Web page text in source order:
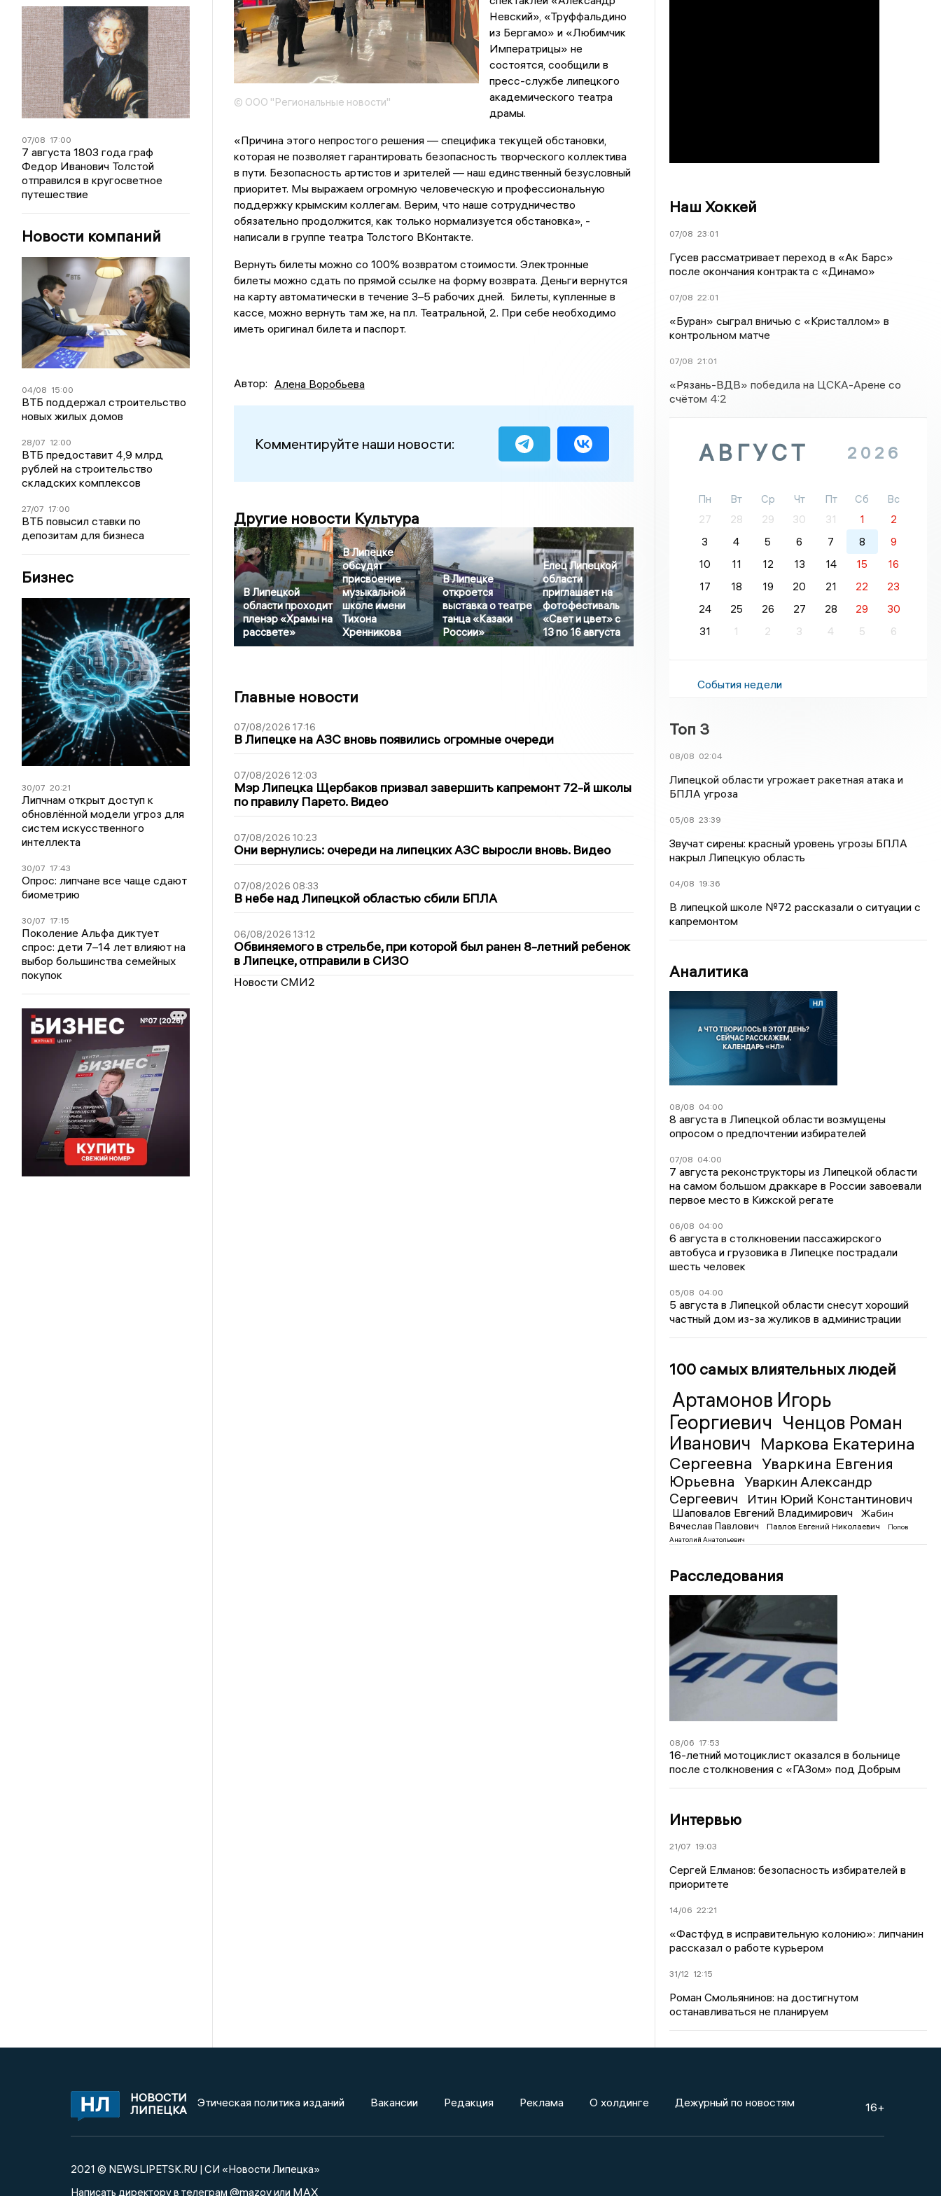
07/08 17:00
7 августа 1803 года граф
Федор Иванович Толстой
отправился в кругосветное
путешествие
Новости компаний
04/08 15:00
ВТБ поддержал строительство
новых жилых домов
28/07 12:00
ВТБ предоставит 4,9 млрд
рублей на строительство
складских комплексов
27/07 17:00
ВТБ повысил ставки по
депозитам для бизнеса
Бизнес
30/07 20:21
Липчнам открыт доступ к
обновлённой модели угроз для
систем искусственного
интеллекта
30/07 17:43
Опрос: липчане все чаще сдают
биометрию
30/07 17:15
Поколение Альфа диктует
спрос: дети 7–14 лет влияют на
выбор большинства семейных
покупок
© ООО "Региональные новости"
Невский», «Труффальдино
из Бергамо» и «Любимчик
Императрицы» не
состоятся, сообщили в
пресс-службе липецкого
академического театра
драмы.
«Причина этого непростого решения — специфика текущей обстановки,
которая не позволяет гарантировать безопасность творческого коллектива
в пути. Безопасность артистов и зрителей — наш единственный безусловный
приоритет. Мы выражаем огромную человеческую и профессиональную
поддержку крымским коллегам. Верим, что наше сотрудничество
обязательно продолжится, как только нормализуется обстановка», -
написали в группе театра Толстого ВКонтакте.
Вернуть билеты можно со 100% возвратом стоимости. Электронные
билеты можно сдать по прямой ссылке на форму возврата. Деньги вернутся
на карту автоматически в течение 3–5 рабочих дней. Билеты, купленные в
кассе, можно вернуть там же, на пл. Театральной, 2. При себе необходимо
иметь оригинал билета и паспорт.
Автор: Алена Воробьева
Комментируйте наши новости:
Другие новости Культура
В Липецкой
области проходит
пленэр «Храмы на
рассвете»
В Липецке
обсудят
присвоение
музыкальной
школе имени
Тихона
Хренникова
В Липецке
откроется
выставка о театре
танца «Казаки
России»
Елец Липецкой
области
приглашает на
фотофестиваль
«Свет и цвет» с
13 по 16 августа
Главные новости
07/08/2026 17:16
В Липецке на АЗС вновь появились огромные очереди
07/08/2026 12:03
Мэр Липецка Щербаков призвал завершить капремонт 72-й школы
по правилу Парето. Видео
07/08/2026 10:23
Они вернулись: очереди на липецких АЗС выросли вновь. Видео
07/08/2026 08:33
В небе над Липецкой областью сбили БПЛА
06/08/2026 13:12
Обвиняемого в стрельбе, при которой был ранен 8-летний ребенок
в Липецке, отправили в СИЗО
Новости СМИ2
Наш Хоккей
07/08 23:01
Гусев рассматривает переход в «Ак Барс»
после окончания контракта с «Динамо»
07/08 22:01
«Буран» сыграл вничью с «Кристаллом» в
контрольном матче
07/08 21:01
«Рязань-ВДВ» победила на ЦСКА-Арене со
счётом 4:2
АВГУСТ 2026
Пн Вт Ср Чт Пт Сб
Вс
27
28 29 30 31 1
2
3
4 5 6 7 8
9
10
11 12 13 14 15
16
17
18 19 20 21 22
23
24
25 26 27 28 29
30
31
1 2 3 4 5 6
События недели
Топ 3
08/08 02:04
Липецкой области угрожает ракетная атака и
БПЛА угроза
05/08 23:39
Звучат сирены: красный уровень угрозы БПЛА
накрыл Липецкую область
04/08 19:36
В липецкой школе №72 рассказали о ситуации с
капремонтом
Аналитика
08/08 04:00
8 августа в Липецкой области возмущены
опросом о предпочтении избирателей
07/08 04:00
7 августа реконструкторы из Липецкой области
на самом большом драккаре в России завоевали
первое место в Кижской регате
06/08 04:00
6 августа в столкновении пассажирского
автобуса и грузовика в Липецке пострадали
шесть человек
05/08 04:00
5 августа в Липецкой области снесут хороший
частный дом из-за жуликов в администрации
100 самых влиятельных людей
Артамонов Игорь
Георгиевич Ченцов Роман
Иванович Маркова Екатерина
Сергеевна Уваркина Евгения
Юрьевна
Уваркин Александр
Сергеевич
Итин Юрий Константинович
Шаповалов Евгений Владимирович
Жабин
Вячеслав Павлович
Павлов Евгений Николаевич
Попов
Анатолий Анатольевич
Расследования
08/06 17:53
16-летний мотоциклист оказался в больнице
после столкновения с «ГАЗом» под Добрым
Интервью
21/07 19:03
Сергей Елманов: безопасность избирателей в
приоритете
14/06 22:21
«Фастфуд в исправительную колонию»: липчанин
рассказал о работе курьером
31/12 12:15
Роман Смольянинов: на достигнутом
останавливаться не планируем
НОВОСТИ
ЛИПЕЦКА
Этическая политика изданий Вакансии Редакция Реклама О холдинге Дежурный по новостям 16+
2021 © NEWSLIPETSK.RU | СИ «Новости Липецка»
Написать директору в телеграм @mazovили MAX